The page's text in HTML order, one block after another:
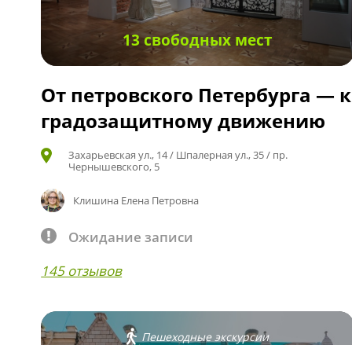
13 свободных мест
От петровского Петербурга — к
градозащитному движению
Захарьевская ул., 14 / Шпалерная ул., 35 / пр.
Чернышевского, 5
Клишина Елена Петровна
Ожидание записи
145 отзывов
Пешеходные экскурсии